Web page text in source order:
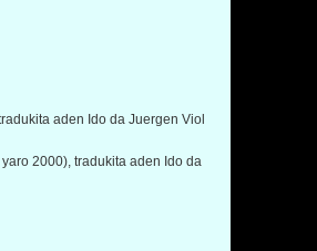
aden Ido da Juergen Viol
2000), tradukita aden Ido da